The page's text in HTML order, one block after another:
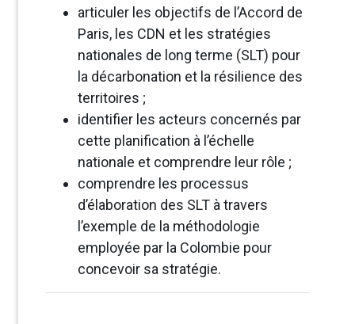
articuler les objectifs de l’Accord de
Paris, les CDN et les stratégies
nationales de long terme (SLT) pour
la décarbonation et la résilience des
territoires ;
identifier les acteurs concernés par
cette planification à l’échelle
nationale et comprendre leur rôle ;
comprendre les processus
d’élaboration des SLT à travers
l’exemple de la méthodologie
employée par la Colombie pour
concevoir sa stratégie.